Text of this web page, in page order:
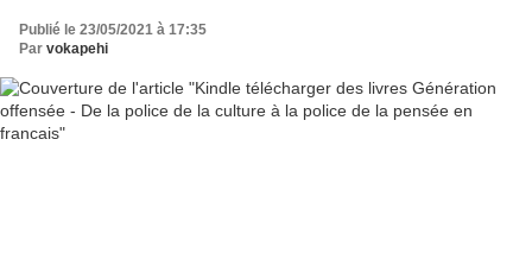
Publié le 23/05/2021 à 17:35
Par vokapehi